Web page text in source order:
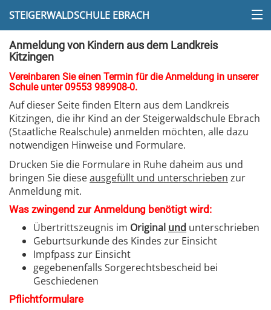
STEIGERWALDSCHULE EBRACH
Anmeldung von Kindern aus dem Landkreis
Kitzingen
Vereinbaren Sie einen Termin für die Anmeldung in unserer
Schule unter 09553 989908-0.
Auf dieser Seite finden Eltern aus dem Landkreis
Kitzingen, die ihr Kind an der Steigerwaldschule Ebrach
(Staatliche Realschule) anmelden möchten, alle dazu
notwendigen Hinweise und Formulare.
Drucken Sie die Formulare in Ruhe daheim aus und
bringen Sie dieseausgefüllt und unterschrieben zur
Anmeldung mit.
Was zwingend zur Anmeldung benötigt wird:
Übertrittszeugnis im Original und unterschrieben
Geburtsurkunde des Kindes zur Einsicht
Impfpass zur Einsicht
gegebenenfalls Sorgerechtsbescheid bei
Geschiedenen
Pflichtformulare